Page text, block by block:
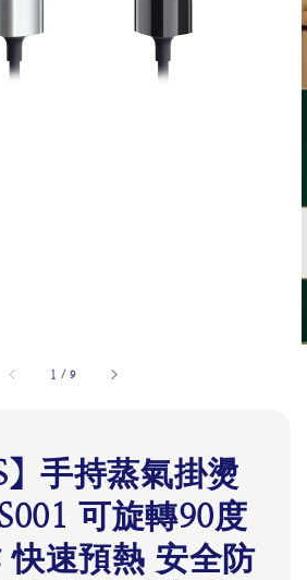
1 /9
】手持蒸氣掛燙
可旋轉90度
快速預熱 安全防